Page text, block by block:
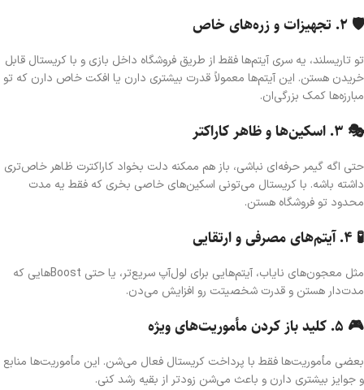
🛡️ ۲. تجهیزات و زره‌های خاص
تو تاریسلند، یه سری آیتم‌ها فقط از طریق فروشگاه داخل بازی و با کریستال قابل
خریدن هستن. این آیتم‌ها معمولاً قدرت بیشتری دارن یا افکت خاص دارن که تو
مبارزه‌ها کمک بزرگی‌ان.
🎭 ۳. اسکین‌ها و ظاهر کاراکتر
حتی اگه گیمر حرفه‌ای نباشی، باز هم ممکنه دلت بخواد کاراکترت ظاهر خاص‌تری
داشته باشه. با کریستال می‌تونی اسکین‌های خاصی بخری که فقط یه مدت
محدود تو فروشگاه هستن.
🧪 ۴. آیتم‌های مصرفی و ارتقایی
مثل معجون‌های نایاب، آیتم‌هایی برای لول‌آپ سریع‌تر، یا حتی Boostهایی که
مدت‌دار هستن و قدرت شخصیتت رو افزایش می‌دن.
🎮 ۵. کلید باز کردن مأموریت‌های ویژه
بعضی مأموریت‌ها فقط با پرداخت کریستال فعال می‌شن. این مأموریت‌ها منابع
و جوایز بیشتری دارن و باعث می‌شن زودتر از بقیه رشد کنی.